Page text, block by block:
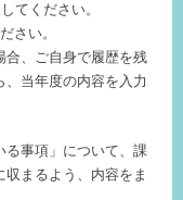
てください。
さい。
合、ご自身で履歴を残
、当年度の内容を入力
事項」について、課
まるよう、内容をま